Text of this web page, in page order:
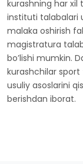
kurashning har xil
instituti talabalari
malaka oshirish
magistratura
boʼlishi mumkin.
kurashchilar
usuliy asoslarini
berishdan iborat.